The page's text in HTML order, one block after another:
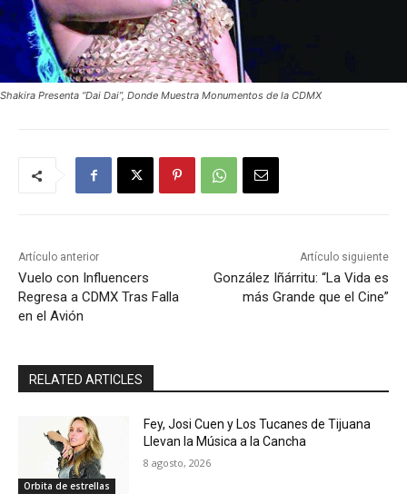
Shakira Presenta “Dai Dai”, Donde Muestra Monumentos de la CDMX
Artículo anterior
Vuelo con Influencers
Regresa a CDMX Tras Falla
en el Avión
Artículo siguiente
González Iñárritu: “La Vida es
más Grande que el Cine”
RELATED ARTICLES
Orbita de estrellas
Fey, Josi Cuen y Los Tucanes de Tijuana
Llevan la Música a la Cancha
8 agosto, 2026